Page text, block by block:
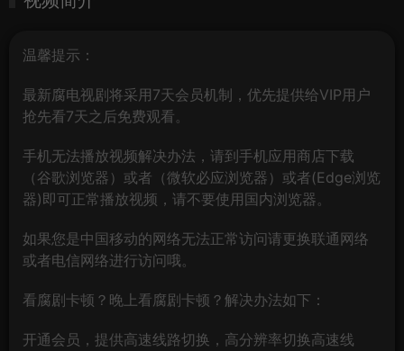
温馨提示：
最新腐电视剧将采用7天会员机制，优先提供给VIP用户
抢先看7天之后免费观看。
手机无法播放视频解决办法，请到手机应用商店下载
（谷歌浏览器）或者（微软必应浏览器）或者(Edge浏览
器)即可正常播放视频，请不要使用国内浏览器。
如果您是中国移动的网络无法正常访问请更换联通网络
或者电信网络进行访问哦。
看腐剧卡顿？晚上看腐剧卡顿？解决办法如下：
开通会员，提供高速线路切换，高分辨率切换高速线